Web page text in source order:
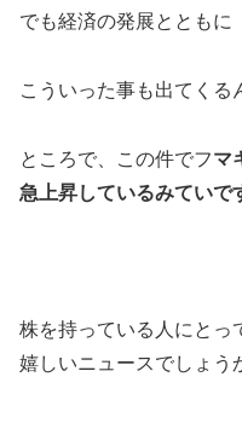
でも経済の発展とともに
こういった事も出てくる
ところで、この件でフマ
急上昇しているみていで
株を持っている人にとっ
嬉しいニュースでしょう